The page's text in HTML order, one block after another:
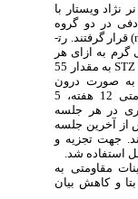
ویستار با
در دو گروه
قرار گرفتند.رت­
آمید به مقدار 95 میلی گرم به ازای هر
به مقدار 55
صورت درون
صفاقی دیابتی شدند. گروه تمرین مقاومتی 12 هفته، 5
قالب 3 دوره 6 تکراری در هر جلسه
48 ساعت پس از آخرین جلسه
جهت تجزیه و
استفاده شد.
مقاومتی به
و کاهش بیان